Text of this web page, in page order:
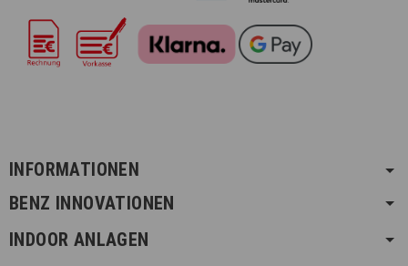
INFORMATIONEN
BENZ INNOVATIONEN
INDOOR ANLAGEN